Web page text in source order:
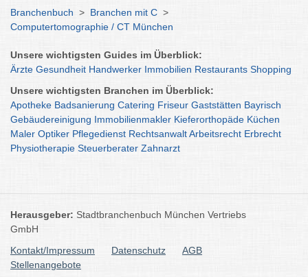
Branchenbuch > Branchen mit C >
Computertomographie / CT München
Unsere wichtigsten Guides im Überblick:
Ärzte Gesundheit Handwerker Immobilien Restaurants Shopping
Unsere wichtigsten Branchen im Überblick:
Apotheke Badsanierung Catering Friseur Gaststätten Bayrisch
Gebäudereinigung Immobilienmakler Kieferorthopäde Küchen
Maler Optiker Pflegedienst RechtsanwaltArbeitsrecht Erbrecht
Physiotherapie Steuerberater Zahnarzt
Herausgeber: Stadtbranchenbuch München Vertriebs
GmbH
Kontakt/Impressum
Datenschutz
AGB
Stellenangebote